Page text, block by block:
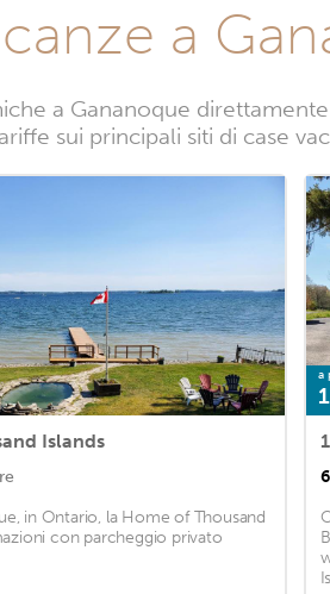
a
a Gananoque
sui principali siti di case
Islands
in Ontario, la Home of Thousand
con parcheggio privato
a
6